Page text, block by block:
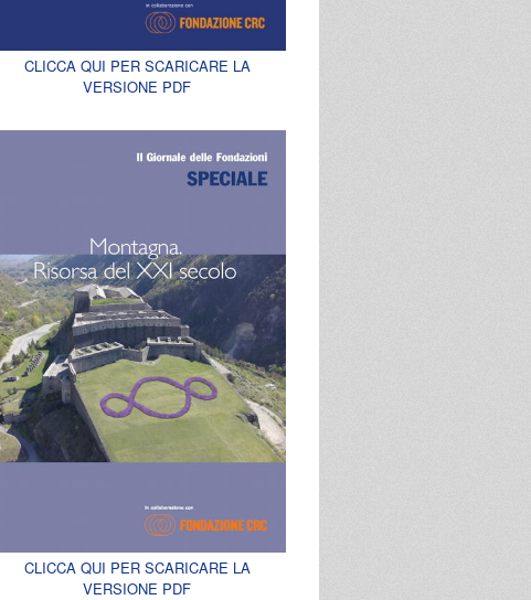
CLICCA QUI PER SCARICARE LA
VERSIONE PDF
CLICCA QUI PER SCARICARE LA
VERSIONE PDF